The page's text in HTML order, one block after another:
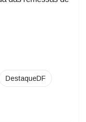
DestaqueDF